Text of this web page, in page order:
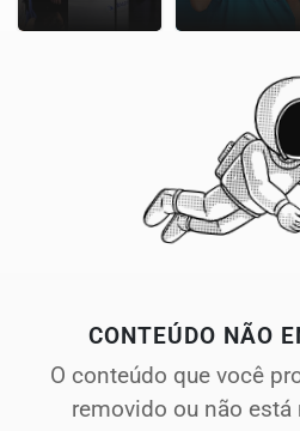
CONTEÚDO NÃO
O conteúdo que você
removido ou não